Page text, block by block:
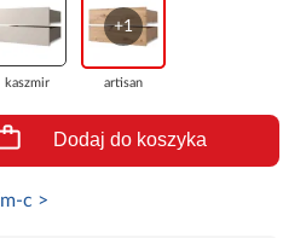
kaszmir
+1
artisan
Dodaj do koszyka
c >